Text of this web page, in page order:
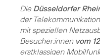
Die Düsseldorfer
der
mit speziellen
Besucher:innen vom
erstklassigen